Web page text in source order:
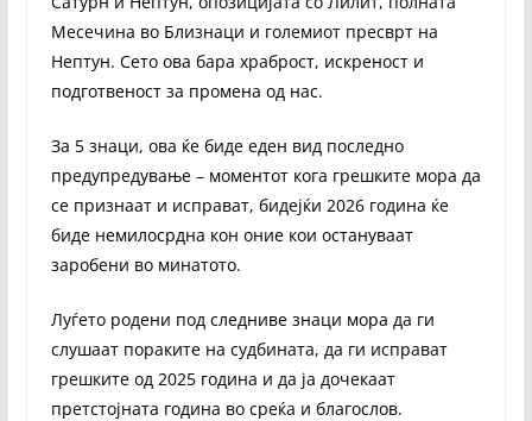
Месечина во Близнаци и големиот пресврт на
Нептун. Сето ова бара храброст, искреност и
подготвеност за промена од нас.
За 5 знаци, ова ќе биде еден вид последно
предупредување – моментот кога грешките мора да
се признаат и исправат, бидејќи 2026 година ќе
биде немилосрдна кон оние кои остануваат
заробени во минатото.
Луѓето родени под следниве знаци мора да ги
слушаат пораките на судбината, да ги исправат
грешките од 2025 година и да ја дочекаат
претстојната година во среќа и благослов.